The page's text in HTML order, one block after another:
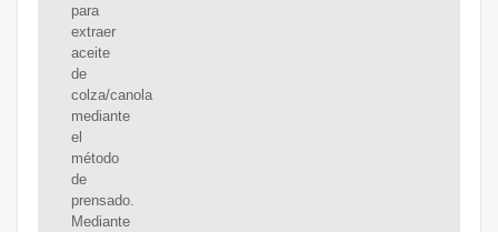
para
extraer
aceite
de
colza/canola
mediante
el
método
de
prensado.
Mediante